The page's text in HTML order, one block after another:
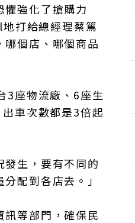
強化了搶購力
打給總經理蔡篤
個店、哪個商品
3座物流廠、6座生
車次數都是3倍起
生，要有不同的
配到各店去。」
等部門，確保民